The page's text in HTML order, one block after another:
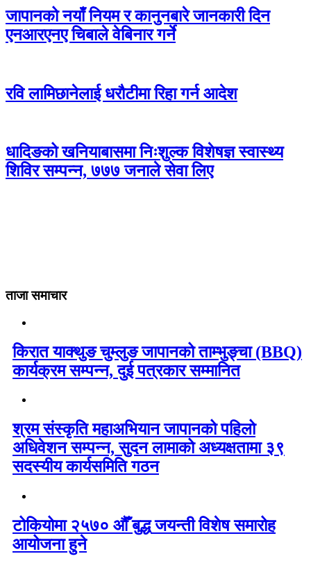
जापानको नयाँ नियम र कानुनबारे जानकारी दिन
एनआरएनए चिबाले वेबिनार गर्ने
रवि लामिछानेलाई धरौटीमा रिहा गर्न आदेश
धादिङको खनियाबासमा निःशुल्क विशेषज्ञ स्वास्थ्य
शिविर सम्पन्न, ७७७ जनाले सेवा लिए
ताजा समाचार
किरात याक्थुङ चुम्लुङ जापानको ताम्भुङ्चा (BBQ)
कार्यक्रम सम्पन्न, दुई पत्रकार सम्मानित
श्रम संस्कृति महाअभियान जापानको पहिलो
अधिवेशन सम्पन्न, सुदन लामाको अध्यक्षतामा ३९
सदस्यीय कार्यसमिति गठन
टोकियोमा २५७० औँ बुद्ध जयन्ती विशेष समारोह
आयोजना हुने